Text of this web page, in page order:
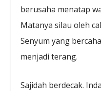
berusaha menatap
Matanya silau oleh
Senyum yang
menjadi terang.
Sajidah berdecak.